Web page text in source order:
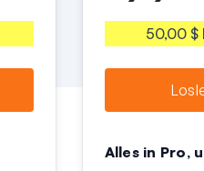
50,00 $
Alles in Pro,